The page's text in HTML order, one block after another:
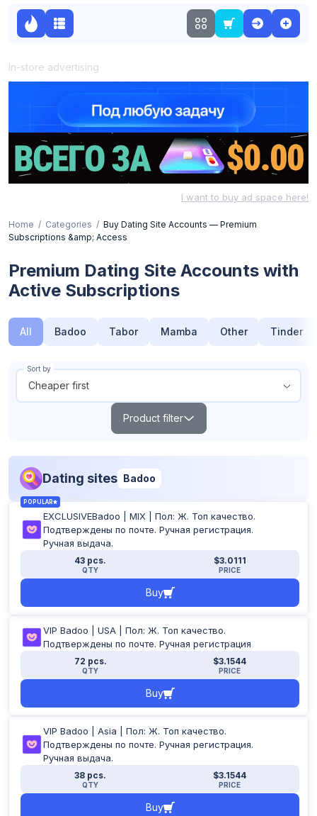
In-store advertising
I want to buy ad space here!
Home Categories
Buy Dating Site Accounts — Premium
Subscriptions &amp; Access
Premium Dating Site Accounts with
Active Subscriptions
All Badoo Tabor Mamba Other Tinder
Product filter
Sort by
Cheaper first
Search
Show all
From
TOP
Reset filter
Apply filter
Dating sites Badoo
POPULAR
EXCLUSIVEBadoo | MIX | Пол: Ж. Топ качество.
Подтверждены по почте. Ручная регистрация.
Ручная выдача.
43 pcs.
QTY
$3.0111
PRICE
Buy
VIP Badoo | USA | Пол: Ж. Топ качество.
Подтверждены по почте. Ручная регистрация
72 pcs.
QTY
$3.1544
PRICE
Buy
VIP Badoo | Asia | Пол: Ж. Топ качество.
Подтверждены по почте. Ручная регистрация.
Ручная выдача.
38 pcs.
QTY
$3.1544
PRICE
Buy